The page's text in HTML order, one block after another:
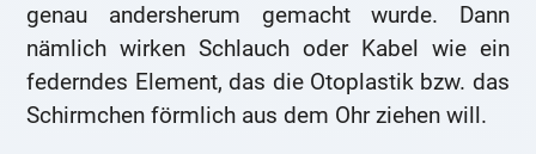
genau andersherum gemacht wurde. Dann
nämlich wirken Schlauch oder Kabel wie ein
federndes Element, das die Otoplastik bzw. das
Schirmchen förmlich aus dem Ohr ziehen will.